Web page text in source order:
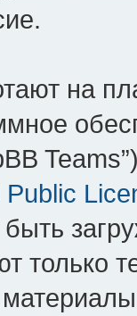
на
Public
только